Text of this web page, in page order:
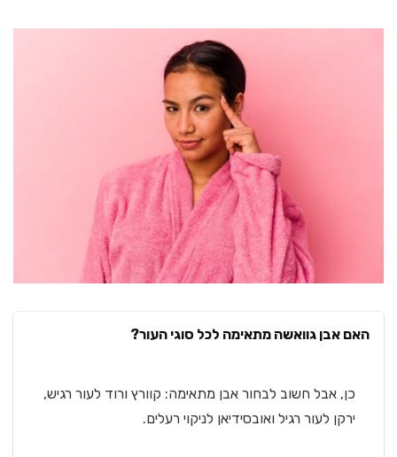
האם אבן גוואשה מתאימה לכל סוגי העור?
כן, אבל חשוב לבחור אבן מתאימה: קוורץ ורוד לעור רגיש,
ירקן לעור רגיל ואובסידיאן לניקוי רעלים.